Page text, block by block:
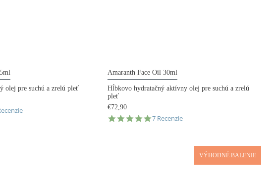
olej pre suchú a zrelú pleť
Amaranth Face Oil 30ml
Hĺbkovo hydratačný aktívny olej pre suchú a zrelú
pleť
€72,90
5.0
7 Recenzie
VÝHODNÉ BALENIE